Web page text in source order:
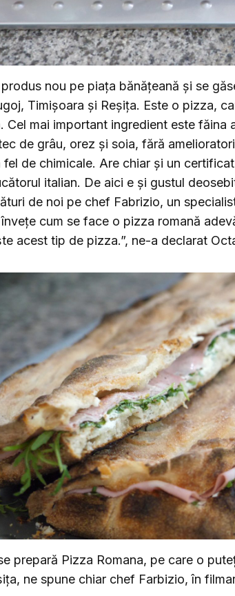
produs nou pe piața bănățeană și se
Timișoara și Reșița. Este o pizza,
Cel mai important ingredient este făina
de grâu, orez și soia, fără
fel de chimicale. Are chiar și un
italian. De aici e și gustul
de noi pe chef Fabrizio, un
cum se face o pizza romană
acest tip de pizza.”, ne-a declarat
prepară Pizza Romana, pe care o
ne spune chiar chef Farbizio, în